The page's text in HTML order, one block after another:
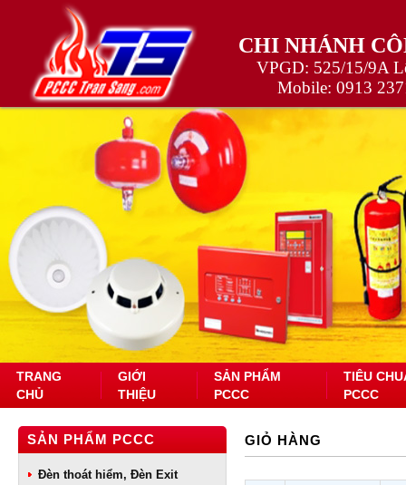
CHI NHÁNH
VPGD: 525/15/9A
Mobile: 0913
TRANG
CHỦ
GIỚI
THIỆU
SẢN PHẨM
PCCC
TIÊU
PCCC
SẢN PHẨM PCCC
Đèn thoát hiểm, Đèn Exit
GIỎ HÀNG